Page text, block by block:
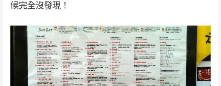
候完全沒發現！